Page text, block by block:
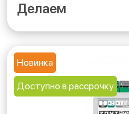
Делаем
Новинка
Доступно в рассрочку